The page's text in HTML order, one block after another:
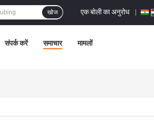
एक बोली का अनुरोध |
खोज
संपर्क करें समाचार मामलों